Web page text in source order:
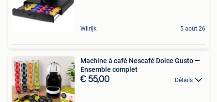
Wilrijk 5 août 26
Machine à café Nescafé Dolce Gusto —
Ensemble complet
€ 55,00 Détails